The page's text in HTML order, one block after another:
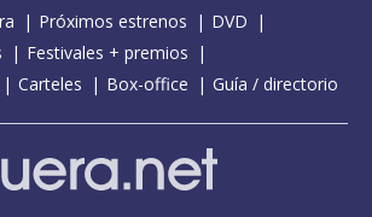
Próximos estrenos
DVD
Festivales + premios
Carteles Box-office Guía / directorio